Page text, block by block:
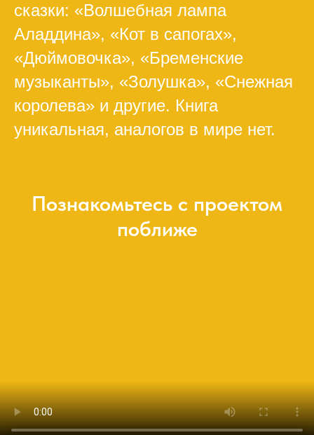
сказки: «Волшебная лампа
Аладдина», «Кот в сапогах»,
«Дюймовочка», «Бременские
музыканты», «Золушка», «Снежная
королева» и другие. Книга
уникальная, аналогов в мире нет.
Познакомьтесь с проектом
поближе